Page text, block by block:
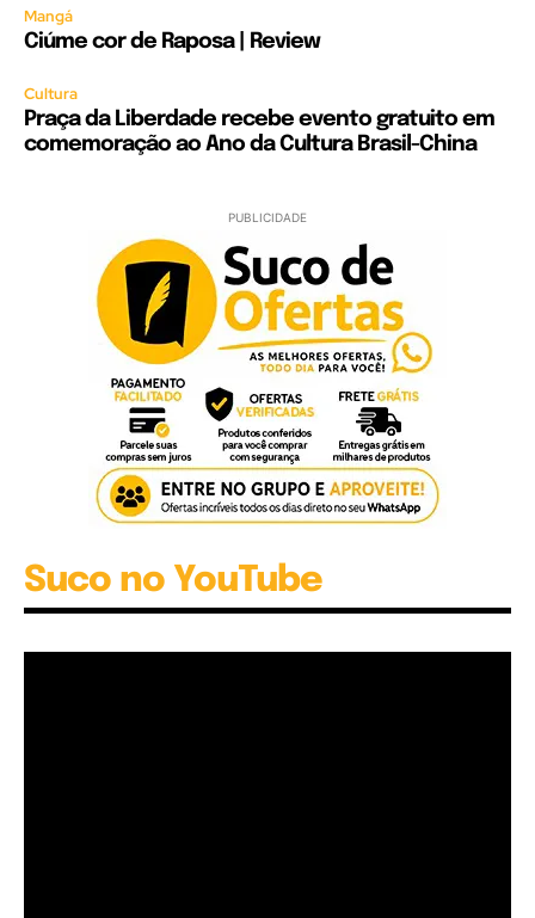
Mangá
Ciúme cor de Raposa | Review
Cultura
Praça da Liberdade recebe evento gratuito em
comemoração ao Ano da Cultura Brasil-China
PUBLICIDADE
Suco no YouTube